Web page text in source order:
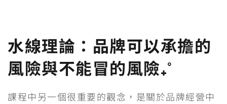
水線理論：品牌可以承擔的
風險與不能冒的風險₊˚
課程中另一個很重要的觀念，是關於品牌經營中